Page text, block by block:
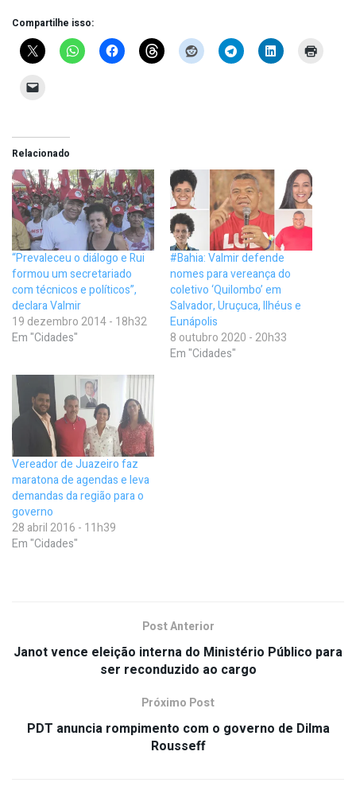
Compartilhe isso:
Relacionado
“Prevaleceu o diálogo e Rui
formou um secretariado
com técnicos e políticos”,
declara Valmir
19 dezembro 2014 - 18h32
Em "Cidades"
#Bahia: Valmir defende
nomes para vereança do
coletivo ‘Quilombo’ em
Salvador, Uruçuca, Ilhéus e
Eunápolis
8 outubro 2020 - 20h33
Em "Cidades"
Vereador de Juazeiro faz
maratona de agendas e leva
demandas da região para o
governo
28 abril 2016 - 11h39
Em "Cidades"
Post Anterior
Janot vence eleição interna do Ministério Público para
ser reconduzido ao cargo
Próximo Post
PDT anuncia rompimento com o governo de Dilma
Rousseff